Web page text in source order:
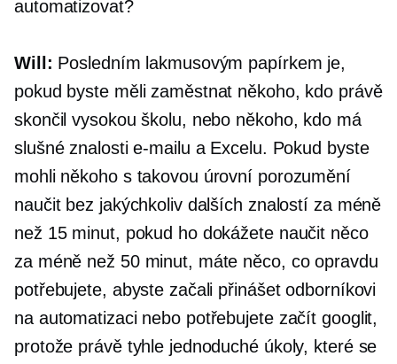
automatizovat?
Will: Posledním lakmusovým papírkem je,
pokud byste měli zaměstnat někoho, kdo právě
skončil vysokou školu, nebo někoho, kdo má
slušné znalosti e-mailu a Excelu. Pokud byste
mohli někoho s takovou úrovní porozumění
naučit bez jakýchkoliv dalších znalostí za méně
než 15 minut, pokud ho dokážete naučit něco
za méně než 50 minut, máte něco, co opravdu
potřebujete, abyste začali přinášet odborníkovi
na automatizaci nebo potřebujete začít googlit,
protože právě tyhle jednoduché úkoly, které se